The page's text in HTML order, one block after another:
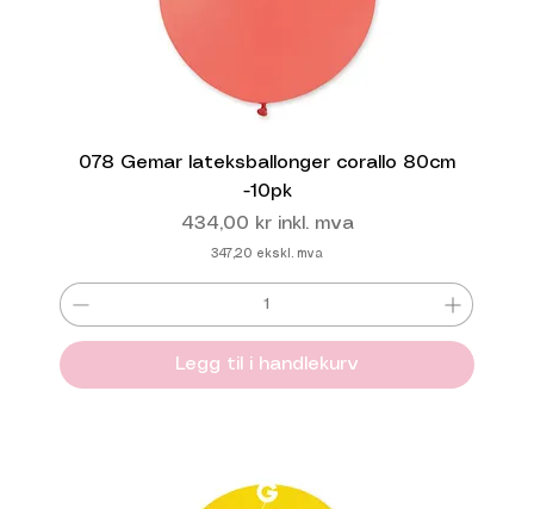
078 Gemar lateksballonger corallo 80cm
-10pk
Pris
434,00 kr inkl. mva
347,20 ekskl. mva
Legg til i handlekurv